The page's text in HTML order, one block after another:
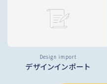
Design import
デザインインポート